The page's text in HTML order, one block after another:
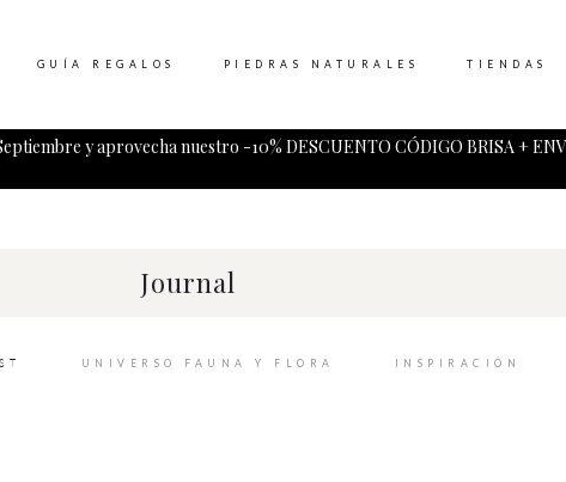
y aprovecha nuestro -10% DESCUENTO CÓDIGO BRISA +
GUÍA REGALOS PIEDRAS NATURALES TIENDAS
Journal
UNIVERSO FAUNA Y FLORA INSPIRACIÓN